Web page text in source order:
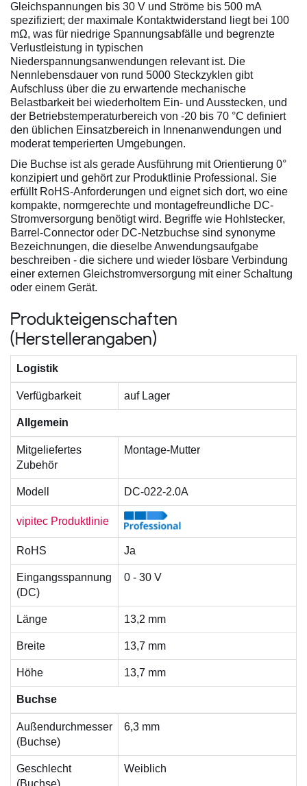
Gleichspannungen bis 30 V und Ströme bis 500 mA
spezifiziert; der maximale Kontaktwiderstand liegt bei 100
mΩ, was für niedrige Spannungsabfälle und begrenzte
Verlustleistung in typischen
Niederspannungsanwendungen relevant ist. Die
Nennlebensdauer von rund 5000 Steckzyklen gibt
Aufschluss über die zu erwartende mechanische
Belastbarkeit bei wiederholtem Ein- und Ausstecken, und
der Betriebstemperaturbereich von -20 bis 70 °C definiert
den üblichen Einsatzbereich in Innenanwendungen und
moderat temperierten Umgebungen.
Die Buchse ist als gerade Ausführung mit Orientierung 0°
konzipiert und gehört zur Produktlinie Professional. Sie
erfüllt RoHS-Anforderungen und eignet sich dort, wo eine
kompakte, normgerechte und montagefreundliche DC-
Stromversorgung benötigt wird. Begriffe wie Hohlstecker,
Barrel-Connector oder DC-Netzbuchse sind synonyme
Bezeichnungen, die dieselbe Anwendungsaufgabe
beschreiben - die sichere und wieder lösbare Verbindung
einer externen Gleichstromversorgung mit einer Schaltung
oder einem Gerät.
Produkteigenschaften
(Herstellerangaben)
Logistik
Verfügbarkeit auf Lager
Allgemein
Mitgeliefertes
Zubehör
Montage-Mutter
Modell DC-022-2.0A
vipitec Produktlinie
RoHS Ja
Eingangsspannung
(DC)
0 - 30 V
Länge 13,2 mm
Breite 13,7 mm
Höhe 13,7 mm
Buchse
Außendurchmesser
(Buchse)
6,3 mm
Geschlecht
(Buchse)
Weiblich